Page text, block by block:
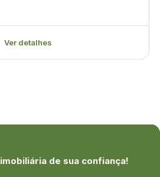
Ver detalhes
imobiliária de sua confiança!